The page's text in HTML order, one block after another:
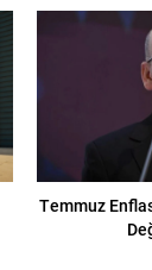
Temmuz